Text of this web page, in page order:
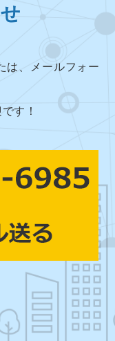
は、メールフォー
す！